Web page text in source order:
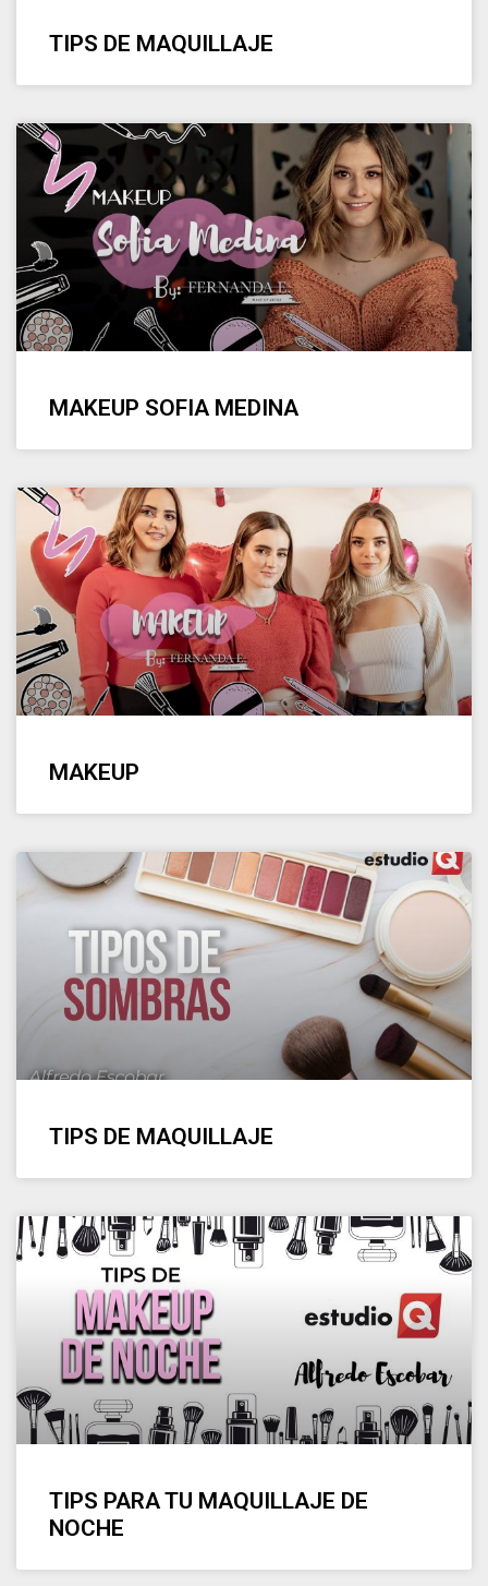
TIPS DE MAQUILLAJE
MAKEUP SOFIA MEDINA
MAKEUP
TIPS DE MAQUILLAJE
TIPS PARA TU MAQUILLAJE DE
NOCHE